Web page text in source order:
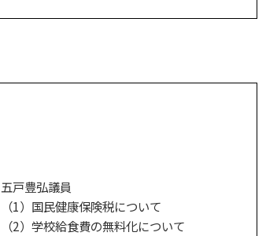
五戸豊弘議員
（1）国民健康保険税について
（2）学校給食費の無料化について